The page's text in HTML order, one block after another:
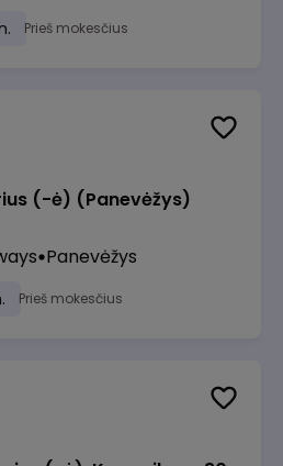
Prieš mokesčius
(-ė) (Panevėžys)
Panevėžys
Prieš mokesčius